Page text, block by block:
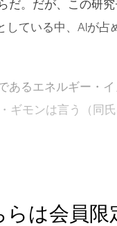
だ。だが、この研究
している中、AIが占
あるエネルギー・イ
ギモンは言う（同
らは会員限